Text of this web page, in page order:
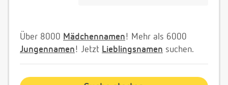
Über 8000 Mädchennamen! Mehr als 6000
Jungennamen! Jetzt Lieblingsnamen suchen.